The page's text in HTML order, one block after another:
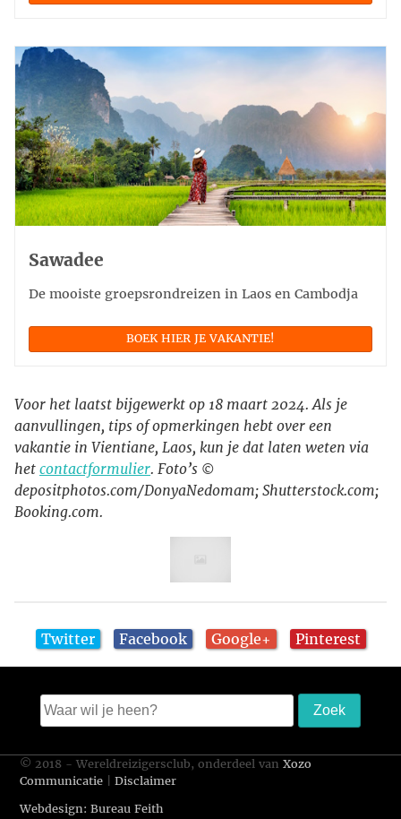
Sawadee
De mooiste groepsrondreizen in Laos en Cambodja
BOEK HIER JE VAKANTIE!
Voor het laatst bijgewerkt op 18 maart 2024. Als je
aanvullingen, tips of opmerkingen hebt over een
vakantie in Vientiane, Laos, kun je dat laten weten via
het contactformulier. Foto’s ©
depositphotos.com/DonyaNedomam; Shutterstock.com;
Booking.com.
Twitter Facebook Google+ Pinterest
© 2018 - Wereldreizigersclub, onderdeel vanXozo
Communicatie |Disclaimer
Webdesign: Bureau Feith